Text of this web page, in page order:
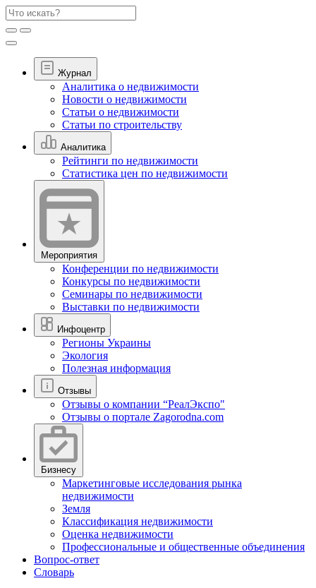
Журнал
Аналитика о недвижимости
Новости о недвижимости
Статьи о недвижимости
Статьи по строительству
Аналитика
Рейтинги по недвижимости
Статистика цен по недвижимости
Мероприятия
Конференции по недвижимости
Конкурсы по недвижимости
Семинары по недвижимости
Выставки по недвижимости
Инфоцентр
Регионы Украины
Экология
Полезная информация
Отзывы
Отзывы о компании “РеалЭкспо"
Отзывы о портале Zagorodna.com
Бизнесу
Маркетинговые исследования рынка
недвижимости
Земля
Классификация недвижимости
Оценка недвижимости
Профессиональные и общественные объединения
Вопрос-ответ
Словарь